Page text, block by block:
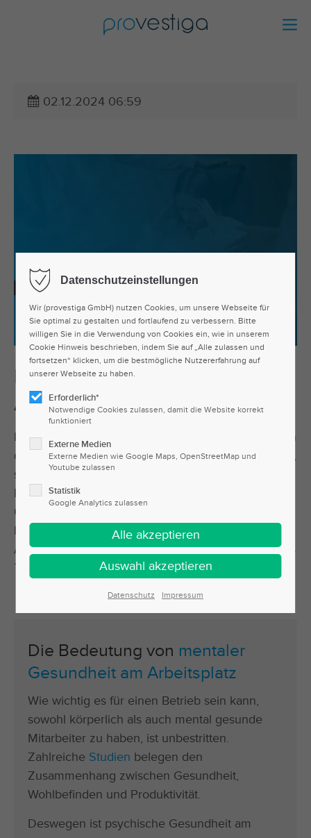
02.12.2024 06:59
Psychische Gesundheit am
Arbeitsplatz
Die körperliche Belastung von Arbeitnehmern hat in
den vergangenen Jahrzehnten stetig abgenommen,
schließlich gab es einen Wandel von der
Produktions- hin zur Dienstleistungsgesellschaft. Im
Gegenzug ist dafür aber die mentale Belastung
heute deutlich höher. Psychische Gesundheit am
Arbeitsplatz ist deswegen ein zunehmend wichtiges
Thema, das Arbeitgeber nicht ignorieren dürfen.
Die Bedeutung von mentaler
Gesundheit am Arbeitsplatz
Wie wichtig es für einen Betrieb sein kann,
sowohl körperlich als auch mental gesunde
Mitarbeiter zu haben, ist unbestritten.
Zahlreiche Studien belegen den
Zusammenhang zwischen Gesundheit,
Wohlbefinden und Produktivität.
Deswegen ist psychische Gesundheit am
Datenschutzeinstellungen
Wir (provestiga GmbH) nutzen Cookies, um unsere Webseite für
Sie optimal zu gestalten und fortlaufend zu verbessern. Bitte
willigen Sie in die Verwendung von Cookies ein, wie in unserem
Cookie Hinweis beschrieben, indem Sie auf „Alle zulassen und
fortsetzen“ klicken, um die bestmögliche Nutzererfahrung auf
unserer Webseite zu haben.
Erforderlich*
Notwendige Cookies zulassen, damit die Website korrekt
funktioniert
Externe Medien
Externe Medien wie Google Maps, OpenStreetMap und
Youtube zulassen
Statistik
Google Analytics zulassen
Datenschutz Impressum